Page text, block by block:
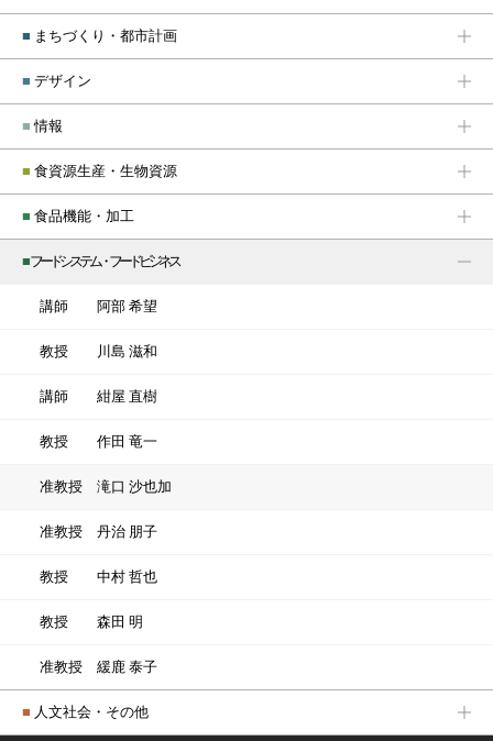
■ まちづくり・都市計画
■ デザイン
■ 情報
■ 食資源生産・生物資源
■ 食品機能・加工
■フードシステム・フードビジネス
講師 阿部 希望
教授 川島 滋和
講師 紺屋 直樹
教授 作田 竜一
准教授 滝口 沙也加
准教授 丹治 朋子
教授 中村 哲也
教授 森田 明
准教授 緩鹿 泰子
■ 人文社会・その他